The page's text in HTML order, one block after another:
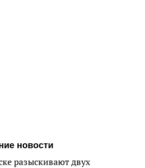
новости
разыскивают двух